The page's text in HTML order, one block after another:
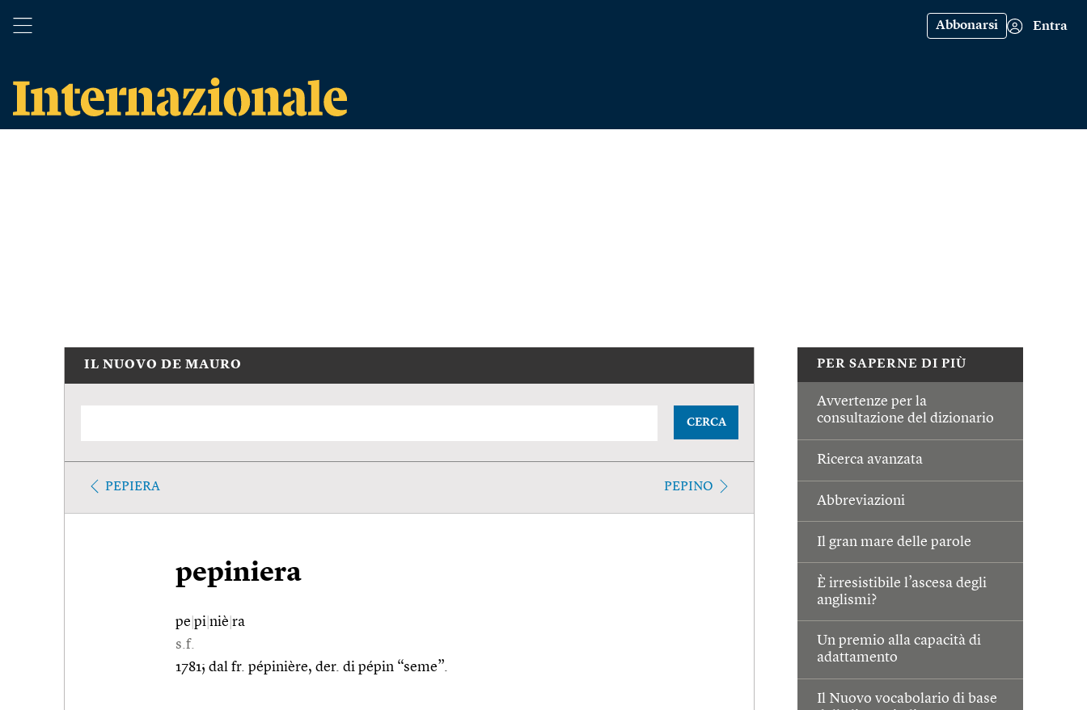
Abbonarsi Entra
PER SAPERNE DI PIÙ
Avvertenze per la
consultazione del dizionario
Ricerca avanzata
Abbreviazioni
Il gran mare delle parole
È irresistibile l’ascesa degli
anglismi?
Un premio alla capacità di
adattamento
Il Nuovo vocabolario di base
IL NUOVO DE MAURO
CERCA
PEPIERA PEPINO
pepiniera
pe pi niè ra
s.f.
1781; dal fr. pépinière, der. di pépin “seme”.